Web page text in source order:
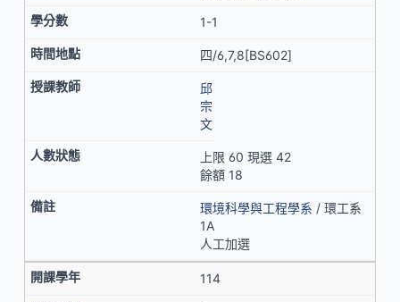
1-1
四/6,7,8[BS602]
邱
宗
文
上限 60 現選 42
餘額 18
環境科學與工程學系 / 環工系
1A
人工加選
114